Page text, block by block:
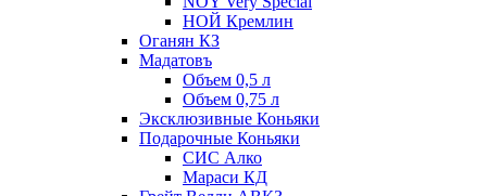
НОЙ Кремлин
Оганян КЗ
Мадатовъ
Объем 0,5 л
Объем 0,75 л
Эксклюзивные Коньяки
Подарочные Коньяки
СИС Алко
Мараси КД